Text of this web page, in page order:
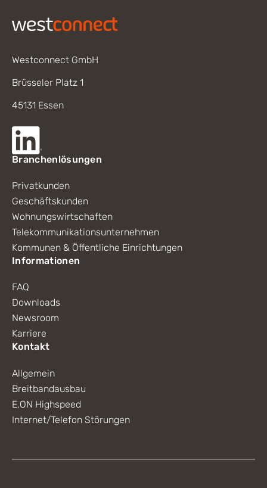
Westconnect GmbH
Brüsseler Platz 1
45131 Essen
Branchenlösungen
Privatkunden
Geschäftskunden
Wohnungswirtschaften
Telekommunikationsunternehmen
Kommunen & Öffentliche Einrichtungen
Informationen
FAQ
Downloads
Newsroom
Karriere
Kontakt
Allgemein
Breitbandausbau
E.ON Highspeed
Internet/Telefon Störungen